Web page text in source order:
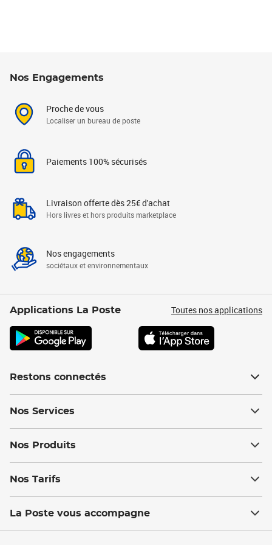
Nos Engagements
Proche de vous
Localiser un bureau de poste
Paiements 100% sécurisés
Livraison offerte dès 25€ d'achat
Hors livres et hors produits marketplace
Nos engagements
sociétaux et environnementaux
Applications La Poste Toutes nos applications
Restons connectés
Nos Services
Nos Produits
Nos Tarifs
La Poste vous accompagne